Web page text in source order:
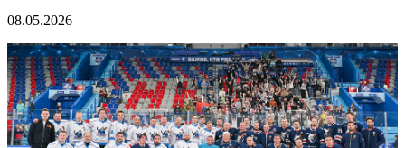
08.05.2026